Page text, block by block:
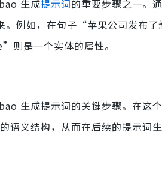
生成提示词的重要步骤之一。
。例如，在句子“苹果公司发
是一个实体的属性。
生成提示词的关键步骤。在这
语义结构，从而在后续的提示词生